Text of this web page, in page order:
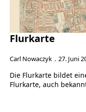
Flurkarte
Carl Nowaczyk 27. Juni
Die Flurkarte bildet
Flurkarte, auch